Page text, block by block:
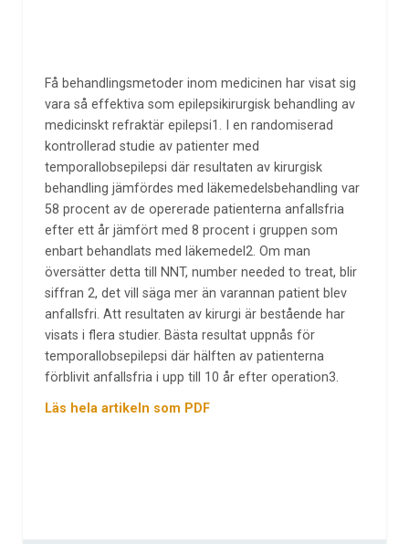
Få behandlingsmetoder inom medicinen har visat sig
vara så effektiva som epilepsikirurgisk behandling av
medicinskt refraktär epilepsi1. I en randomiserad
kontrollerad studie av patienter med
temporallobsepilepsi där resultaten av kirurgisk
behandling jämfördes med läkemedelsbehandling var
58 procent av de opererade patienterna anfallsfria
efter ett år jämfört med 8 procent i gruppen som
enbart behandlats med läkemedel2. Om man
översätter detta till NNT, number needed to treat, blir
siffran 2, det vill säga mer än varannan patient blev
anfallsfri. Att resultaten av kirurgi är bestående har
visats i flera studier. Bästa resultat uppnås för
temporallobsepilepsi där hälften av patienterna
förblivit anfallsfria i upp till 10 år efter operation3.
Läs hela artikeln som PDF